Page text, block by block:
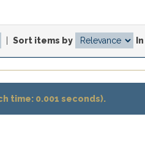
Sort items by
time: 0.001 seconds).